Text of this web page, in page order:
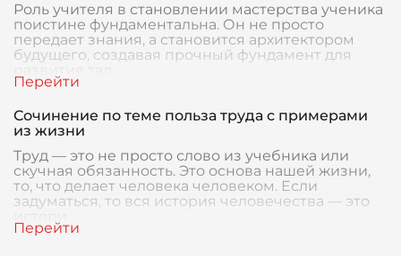
Роль учителя в становлении мастерства ученика
поистине фундаментальна. Он не просто
передает знания, а становится архитектором
будущего, создавая прочный фундамент для
Сочинение по теме польза труда с примерами
из жизни
Труд — это не просто слово из учебника или
скучная обязанность. Это основа нашей жизни,
то, что делает человека человеком. Если
задуматься, то вся история человечества — это